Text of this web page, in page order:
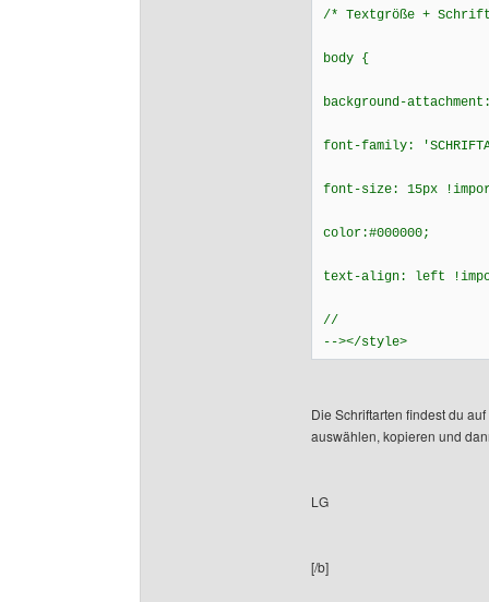
/* Textgröße +
body {
background-
font-family:
font-size: 15px
color:#000000;
text-align: left
//
--></style>
Die Schriftarten findest du
auswählen, kopieren und
LG
[/b]